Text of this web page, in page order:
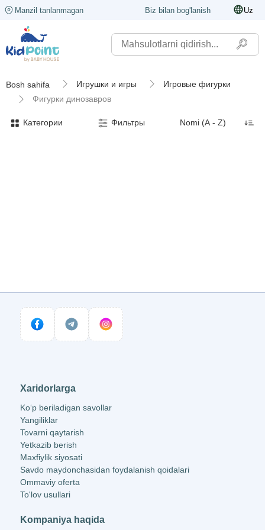
Manzil tanlanmagan Biz bilan bog'lanish Uz
Bosh sahifa Игрушки и игры
Игровые фигурки
Фигурки динозавров
Категории Фильтры
Xaridorlarga
Ko‘p beriladigan savollar
Yangiliklar
Tovarni qaytarish
Yetkazib berish
Maxfiylik siyosati
Savdo maydonchasidan foydalanish qoidalari
Ommaviy oferta
To'lov usullari
Kompaniya haqida